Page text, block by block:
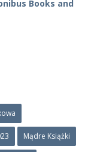
Books and
Mądre Książki